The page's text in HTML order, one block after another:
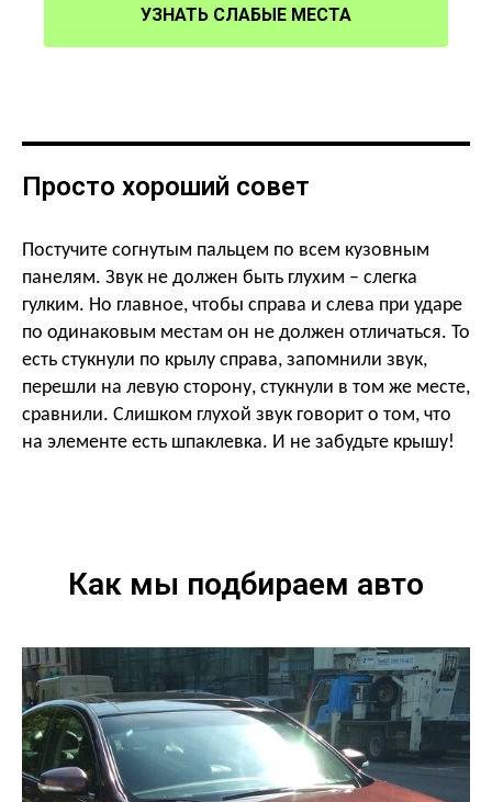
УЗНАТЬ СЛАБЫЕ МЕСТА
Просто хороший совет
Постучите согнутым пальцем по всем кузовным
панелям. Звук не должен быть глухим – слегка
гулким. Но главное, чтобы справа и слева при ударе
по одинаковым местам он не должен отличаться. То
есть стукнули по крылу справа, запомнили звук,
перешли на левую сторону, стукнули в том же месте,
сравнили. Слишком глухой звук говорит о том, что
на элементе есть шпаклевка. И не забудьте крышу!
Как мы подбираем авто